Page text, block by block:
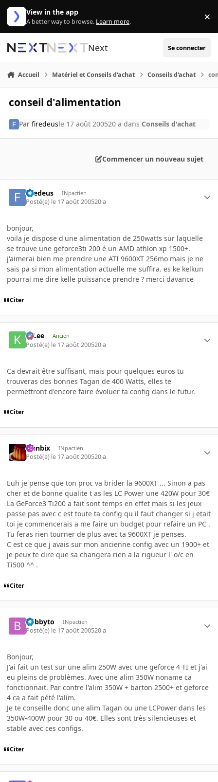
Aller au contenu
View in the app
A better way to browse. Learn more. ×
Next Se connecter
Accueil Matériel et Conseils d'achat Conseils d'achat
conseil d'alimentation
Parfiredeusle 17 août 200520 a dans Conseils d'achat
Commencer un nouveau sujet
firedeus INpactien
Posté(e) le 17 août 200520 a
bonjour,
voila je dispose d'une alimentation de 250watts sur laquelle
se trouve une geforce3ti 200 é un AMD athlon xp 1500+.
j'aimerai bien me prendre une ATI 9600XT 256mo mais je ne
sais pa si mon alimentation actuelle me suffira. es ke kelkun
pourrai me dire kelle puissance prendre ? merci davance
Citer
K-Lee Ancien
Posté(e) le 17 août 200520 a
Ca devrait être suffisant, mais pour quelques euros tu
trouveras des bonnes Tagan de 400 Watts, elles te
permettront d'encore faire évoluer ta config dans le futur.
Citer
Flanbix INpactien
Posté(e) le 17 août 200520 a
Euh je pense que ton proc va brider la 9600XT ... Sinon a pas
cher et de bonne qualite t as les LC Power une 420W pour 30€
La GeForce3 Ti200 a fait sont temps en effet mais si les jeux
passe pas avec c est toute ta config qu il faut changer si j etait
toi je commencerais a me faire un budget pour refaire un PC .
Tu feras rien tourner de plus avec ta 9600XT je penses.
C est ce que j avais sur mon ancienne config avec un 1900+ et
je peux te dire que sa changera rien a la rigueur l' o/c en
Ti500 ^^ .
Citer
bobbyto INpactien
Posté(e) le 17 août 200520 a
Bonjour,
J'ai fait un test sur une alim 250W avec une geforce 4 TI et j'ai
eu pleins de problèmes. Avec une alim 350W noname ca
fonctionnait. Par contre l'alim 350W + barton 2500+ et geforce
4 ca a fait pété l'alim.
Je te conseille donc une alim Tagan ou une LCPower dans les
350W-400W pour 30 ou 40€. Elles sont très silencieuses et
stable avec ces configs.
Citer